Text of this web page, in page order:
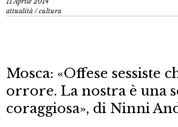
attualità /cultura
Mosca: «Offese sessiste
orrore. La nostra è una
coraggiosa», di Ninni